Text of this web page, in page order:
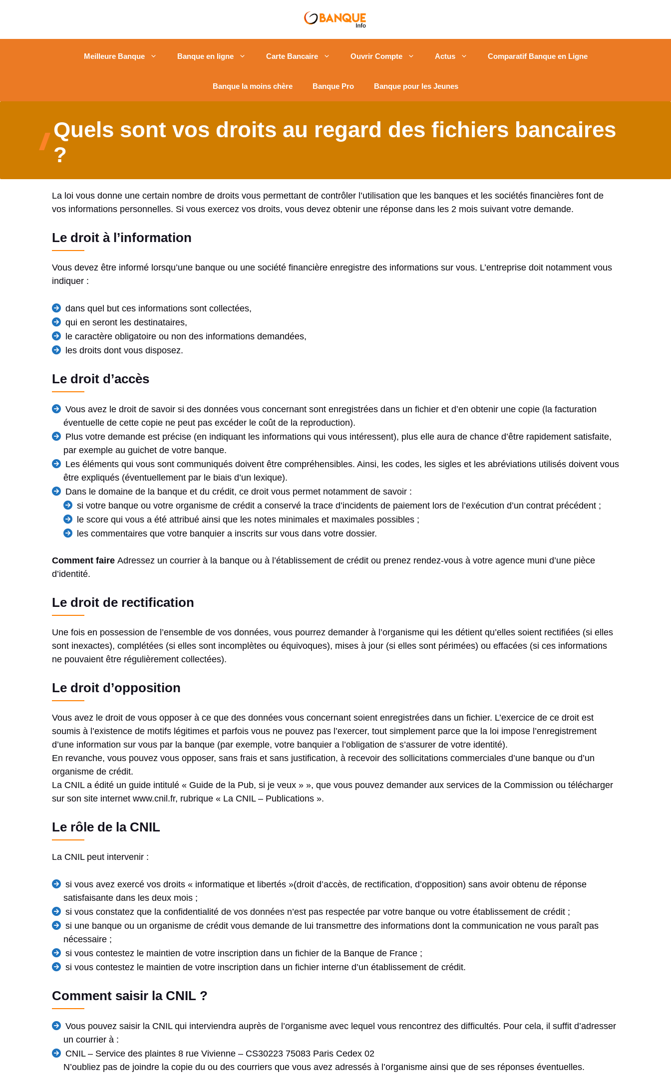
Meilleure Banque Banque en ligne Carte Bancaire Ouvrir Compte Actus Comparatif Banque en Ligne
Banque la moins chère Banque Pro Banque pour les Jeunes
Quels sont vos droits au regard des fichiers bancaires
?
La loi vous donne une certain nombre de droits vous permettant de contrôler l’utilisation que les banques et les sociétés financières font de
vos informations personnelles. Si vous exercez vos droits, vous devez obtenir une réponse dans les 2 mois suivant votre demande.
Le droit à l’information
Vous devez être informé lorsqu’une banque ou une société financière enregistre des informations sur vous. L’entreprise doit notamment vous
indiquer :
dans quel but ces informations sont collectées,
qui en seront les destinataires,
le caractère obligatoire ou non des informations demandées,
les droits dont vous disposez.
Le droit d’accès
Vous avez le droit de savoir si des données vous concernant sont enregistrées dans un fichier et d’en obtenir une copie (la facturation
éventuelle de cette copie ne peut pas excéder le coût de la reproduction).
Plus votre demande est précise (en indiquant les informations qui vous intéressent), plus elle aura de chance d’être rapidement satisfaite,
par exemple au guichet de votre banque.
Les éléments qui vous sont communiqués doivent être compréhensibles. Ainsi, les codes, les sigles et les abréviations utilisés doivent vous
être expliqués (éventuellement par le biais d’un lexique).
Dans le domaine de la banque et du crédit, ce droit vous permet notamment de savoir :
si votre banque ou votre organisme de crédit a conservé la trace d’incidents de paiement lors de l’exécution d’un contrat précédent ;
le score qui vous a été attribué ainsi que les notes minimales et maximales possibles ;
les commentaires que votre banquier a inscrits sur vous dans votre dossier.
Comment faire Adressez un courrier à la banque ou à l’établissement de crédit ou prenez rendez-vous à votre agence muni d’une pièce
d’identité.
Le droit de rectification
Une fois en possession de l’ensemble de vos données, vous pourrez demander à l’organisme qui les détient qu’elles soient rectifiées (si elles
sont inexactes), complétées (si elles sont incomplètes ou équivoques), mises à jour (si elles sont périmées) ou effacées (si ces informations
ne pouvaient être régulièrement collectées).
Le droit d’opposition
Vous avez le droit de vous opposer à ce que des données vous concernant soient enregistrées dans un fichier. L’exercice de ce droit est
soumis à l’existence de motifs légitimes et parfois vous ne pouvez pas l’exercer, tout simplement parce que la loi impose l’enregistrement
d’une information sur vous par la banque (par exemple, votre banquier a l’obligation de s’assurer de votre identité).
En revanche, vous pouvez vous opposer, sans frais et sans justification, à recevoir des sollicitations commerciales d’une banque ou d’un
organisme de crédit.
La CNIL a édité un guide intitulé « Guide de la Pub, si je veux » », que vous pouvez demander aux services de la Commission ou télécharger
sur son site internet www.cnil.fr, rubrique « La CNIL – Publications ».
Le rôle de la CNIL
La CNIL peut intervenir :
si vous avez exercé vos droits « informatique et libertés »(droit d’accès, de rectification, d’opposition) sans avoir obtenu de réponse
satisfaisante dans les deux mois ;
si vous constatez que la confidentialité de vos données n’est pas respectée par votre banque ou votre établissement de crédit ;
si une banque ou un organisme de crédit vous demande de lui transmettre des informations dont la communication ne vous paraît pas
nécessaire ;
si vous contestez le maintien de votre inscription dans un fichier de la Banque de France ;
si vous contestez le maintien de votre inscription dans un fichier interne d’un établissement de crédit.
Comment saisir la CNIL ?
Vous pouvez saisir la CNIL qui interviendra auprès de l’organisme avec lequel vous rencontrez des difficultés. Pour cela, il suffit d’adresser
un courrier à :
CNIL – Service des plaintes 8 rue Vivienne – CS30223 75083 Paris Cedex 02
N’oubliez pas de joindre la copie du ou des courriers que vous avez adressés à l’organisme ainsi que de ses réponses éventuelles.